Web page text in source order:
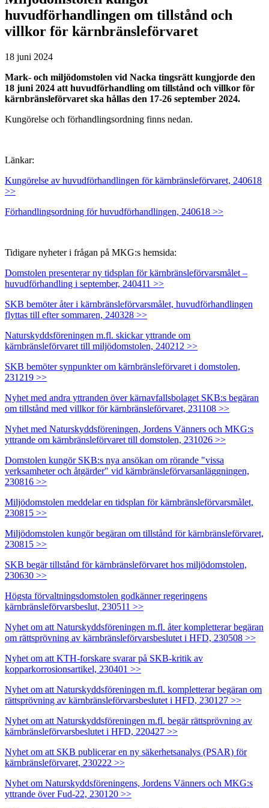
huvudförhandlingen om tillstånd och
villkor för kärnbränsleförvaret
18 juni 2024
Mark- och miljödomstolen vid Nacka tingsrätt kungjorde den
18 juni 2024 att huvudförhandling om tillstånd och villkor för
kärnbränsleförvaret ska hållas den 17-26 september 2024.
Kungörelse och förhandlingsordning finns nedan.
Länkar:
Kungörelse av huvudförhandlingen för kärnbränsleförvaret, 240618
>>
Förhandlingsordning för huvudförhandlingen, 240618 >>
Tidigare nyheter i frågan på MKG:s hemsida:
Domstolen presenterar ny tidsplan för kärnbränsleförvarsmålet –
huvudförhandling i september, 240411 >>
SKB bemöter åter i kärnbränsleförvarsmålet, huvudförhandlingen
flyttas till efter sommaren, 240328 >>
Naturskyddsföreningen m.fl. skickar yttrande om
kärnbränsleförvaret till miljödomstolen, 240212 >>
SKB bemöter synpunkter om kärnbränsleförvaret i domstolen,
231219 >>
Nyhet med andra yttranden över kärnavfallsbolaget SKB:s begäran
om tillstånd med villkor för kärnbränsleförvaret, 231108 >>
Nyhet med Naturskyddsföreningen, Jordens Vänners och MKG:s
yttrande om kärnbränsleförvaret till domstolen, 231026 >>
Domstolen kungör SKB:s nya ansökan om rörande "vissa
verksamheter och åtgärder" vid kärnbränsleförvarsanläggningen,
230816 >>
Miljödomstolen meddelar en tidsplan för kärnbränsleförvarsmålet,
230815 >>
Miljödomstolen kungör begäran om tillstånd för kärnbränsleförvaret,
230815 >>
SKB begär tillstånd för kärnbränsleförvaret hos miljödomstolen,
230630 >>
Högsta förvaltningsdomstolen godkänner regeringens
kärnbränsleförvarsbeslut, 230511 >>
Nyhet om att Naturskyddsföreningen m.fl. åter kompletterar begäran
om rättsprövning av kärnbränsleförvarsbeslutet i HFD, 230508 >>
Nyhet om att KTH-forskare svarar på SKB-kritik av
kopparkorrosionsartikel, 230401 >>
Nyhet om att Naturskyddsföreningen m.fl. kompletterar begäran om
rättsprövning av kärnbränsleförvarsbeslutet i HFD, 230127 >>
Nyhet om att Naturskyddsföreningen m.fl. begär rättsprövning av
kärnbränsleförvarsbeslutet i HFD, 220427 >>
Nyhet om att SKB publicerar en ny säkerhetsanalys (PSAR) för
kärnbränsleförvaret, 230222 >>
Nyhet om Naturskyddsföreningens, Jordens Vänners och MKG:s
yttrande över Fud-22, 230120 >>